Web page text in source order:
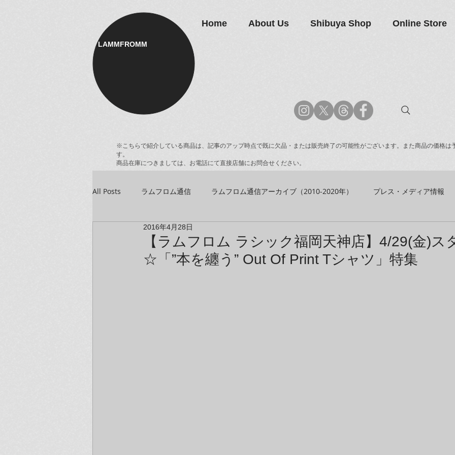
LAMMFROMM​
Home About Us Shibuya Shop Online Store
※こちらで紹介している商品は、記事のアップ時点で既に欠品・または販売終了の可能性がございます。また商品の価格は
す。
商品在庫につきましては、お電話にて直接店舗にお問合せください。
All Posts ラムフロム通信 ラムフロム通信アーカイブ（2010-2020年） プレス・メディア情報
アーティスト＆クリエイター紹介
【ラムフロム ラシック福岡天神店】4/29(金)ス
☆「”本を纏う” Out Of Print Tシャツ」特集
2016年4月28日